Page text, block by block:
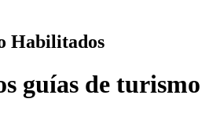
Habilitados
guías de turismo